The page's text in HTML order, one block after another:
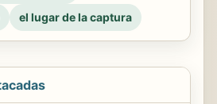
el lugar de la captura